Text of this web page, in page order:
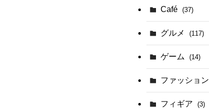
Café (37)
グルメ (117)
(41)
(17)
(4)
ゲーム (14)
ファッション
フィギア (3)